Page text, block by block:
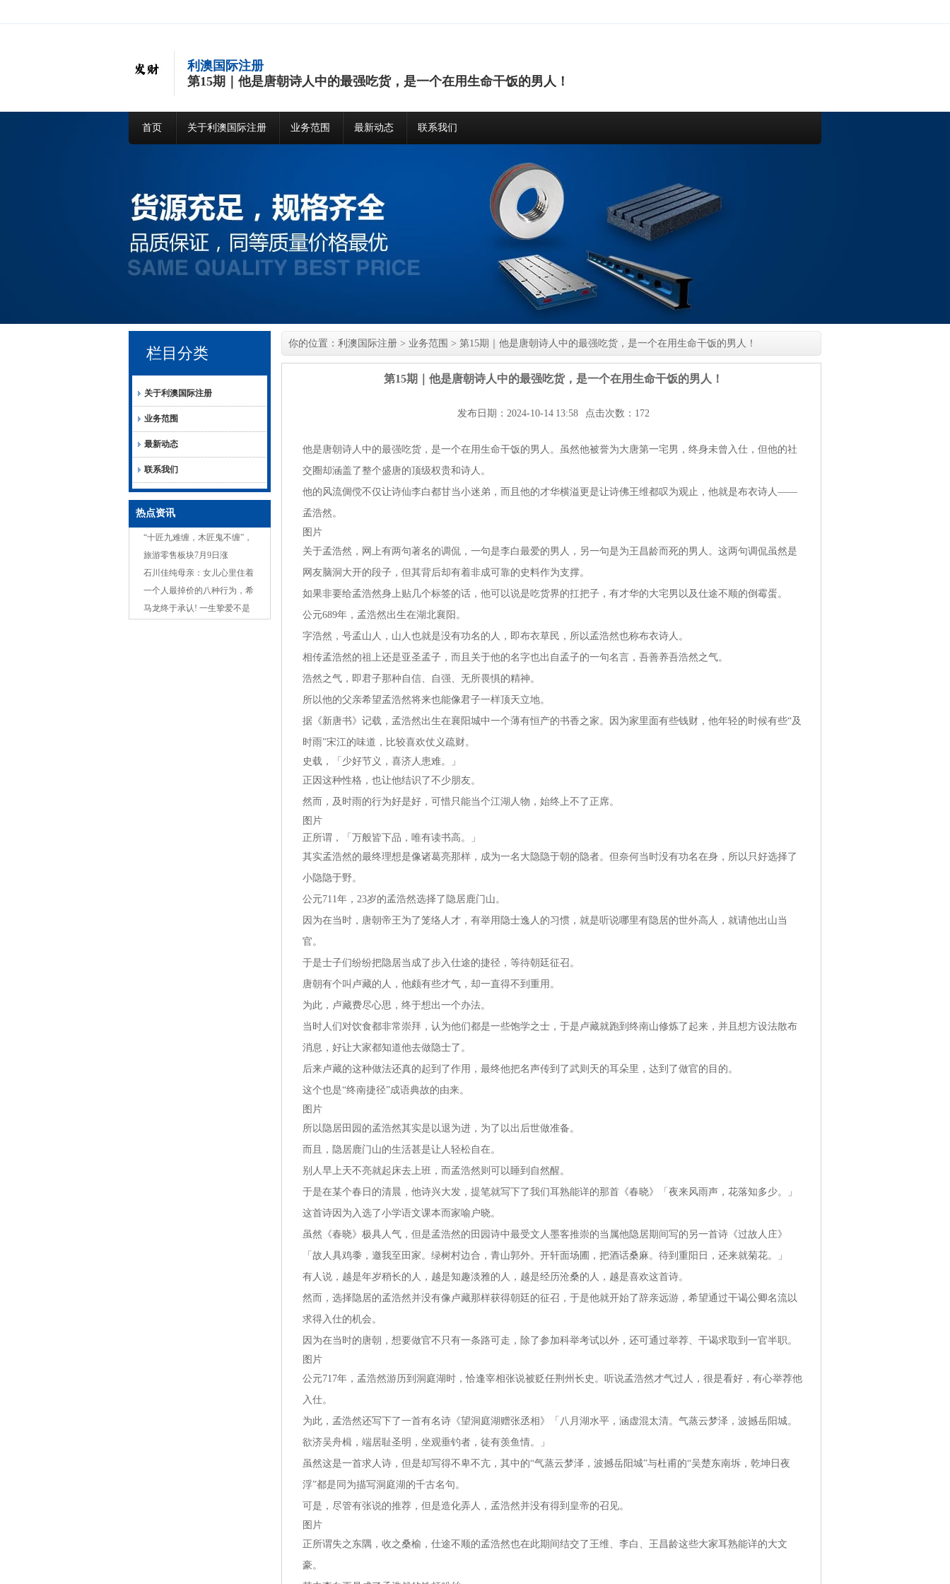
利澳国际注册
第15期｜他是唐朝诗人中的最强吃货，是一个在用生命干饭的男人！
首页 关于利澳国际注册 业务范围 最新动态 联系我们
栏目分类
关于利澳国际注册
业务范围
最新动态
联系我们
热点资讯
“十匠九难缠，木匠鬼不缠”，
民间八大匠，指哪八匠，首位
是谁？
旅游零售板块7月9日涨
0.08%，中国中免领涨，主力
资金净流入5340.18万元
石川佳纯母亲：女儿心里住着
一个人，单身10年了，次次催
婚都没用
一个人最掉价的八种行为，希
望你1个都没有
马龙终于承认! 一生挚爱不是
你的位置： 利澳国际注册 > 业务范围 > 第15期｜他是唐朝诗人中的最强吃货，是一个在用生命干饭的男人！
第15期｜他是唐朝诗人中的最强吃货，是一个在用生命干饭的男人！
发布日期：2024-10-14 13:58 点击次数：172
他是唐朝诗人中的最强吃货，是一个在用生命干饭的男人。虽然他被誉为大唐第一宅男，终身未曾入仕，但他的社
交圈却涵盖了整个盛唐的顶级权贵和诗人。
他的风流倜傥不仅让诗仙李白都甘当小迷弟，而且他的才华横溢更是让诗佛王维都叹为观止，他就是布衣诗人——
孟浩然。
图片
关于孟浩然，网上有两句著名的调侃，一句是李白最爱的男人，另一句是为王昌龄而死的男人。这两句调侃虽然是
网友脑洞大开的段子，但其背后却有着非成可靠的史料作为支撑。
如果非要给孟浩然身上贴几个标签的话，他可以说是吃货界的扛把子，有才华的大宅男以及仕途不顺的倒霉蛋。
公元689年，孟浩然出生在湖北襄阳。
字浩然，号孟山人，山人也就是没有功名的人，即布衣草民，所以孟浩然也称布衣诗人。
相传孟浩然的祖上还是亚圣孟子，而且关于他的名字也出自孟子的一句名言，吾善养吾浩然之气。
浩然之气，即君子那种自信、自强、无所畏惧的精神。
所以他的父亲希望孟浩然将来也能像君子一样顶天立地。
据《新唐书》记载，孟浩然出生在襄阳城中一个薄有恒产的书香之家。因为家里面有些钱财，他年轻的时候有些“及
时雨”宋江的味道，比较喜欢仗义疏财。
史载，「少好节义，喜济人患难。」
正因这种性格，也让他结识了不少朋友。
然而，及时雨的行为好是好，可惜只能当个江湖人物，始终上不了正席。
图片
正所谓，「万般皆下品，唯有读书高。」
其实孟浩然的最终理想是像诸葛亮那样，成为一名大隐隐于朝的隐者。但奈何当时没有功名在身，所以只好选择了
小隐隐于野。
公元711年，23岁的孟浩然选择了隐居鹿门山。
因为在当时，唐朝帝王为了笼络人才，有举用隐士逸人的习惯，就是听说哪里有隐居的世外高人，就请他出山当
官。
于是士子们纷纷把隐居当成了步入仕途的捷径，等待朝廷征召。
唐朝有个叫卢藏的人，他颇有些才气，却一直得不到重用。
为此，卢藏费尽心思，终于想出一个办法。
当时人们对饮食都非常崇拜，认为他们都是一些饱学之士，于是卢藏就跑到终南山修炼了起来，并且想方设法散布
消息，好让大家都知道他去做隐士了。
后来卢藏的这种做法还真的起到了作用，最终他把名声传到了武则天的耳朵里，达到了做官的目的。
这个也是“终南捷径”成语典故的由来。
图片
所以隐居田园的孟浩然其实是以退为进，为了以出后世做准备。
而且，隐居鹿门山的生活甚是让人轻松自在。
别人早上天不亮就起床去上班，而孟浩然则可以睡到自然醒。
于是在某个春日的清晨，他诗兴大发，提笔就写下了我们耳熟能详的那首《春晓》「夜来风雨声，花落知多少。」
这首诗因为入选了小学语文课本而家喻户晓。
虽然《春晓》极具人气，但是孟浩然的田园诗中最受文人墨客推崇的当属他隐居期间写的另一首诗《过故人庄》
「故人具鸡黍，邀我至田家。绿树村边合，青山郭外。开轩面场圃，把酒话桑麻。待到重阳日，还来就菊花。」
有人说，越是年岁稍长的人，越是知趣淡雅的人，越是经历沧桑的人，越是喜欢这首诗。
然而，选择隐居的孟浩然并没有像卢藏那样获得朝廷的征召，于是他就开始了辞亲远游，希望通过干谒公卿名流以
求得入仕的机会。
因为在当时的唐朝，想要做官不只有一条路可走，除了参加科举考试以外，还可通过举荐、干谒求取到一官半职。
图片
公元717年，孟浩然游历到洞庭湖时，恰逢宰相张说被贬任荆州长史。听说孟浩然才气过人，很是看好，有心举荐他
入仕。
为此，孟浩然还写下了一首有名诗《望洞庭湖赠张丞相》「八月湖水平，涵虚混太清。气蒸云梦泽，波撼岳阳城。
欲济吴舟楫，端居耻圣明，坐观垂钓者，徒有羡鱼情。」
虽然这是一首求人诗，但是却写得不卑不亢，其中的“气蒸云梦泽，波撼岳阳城”与杜甫的“吴楚东南坼，乾坤日夜
浮”都是同为描写洞庭湖的千古名句。
可是，尽管有张说的推荐，但是造化弄人，孟浩然并没有得到皇帝的召见。
图片
正所谓失之东隅，收之桑榆，仕途不顺的孟浩然也在此期间结交了王维、李白、王昌龄这些大家耳熟能详的大文
豪。